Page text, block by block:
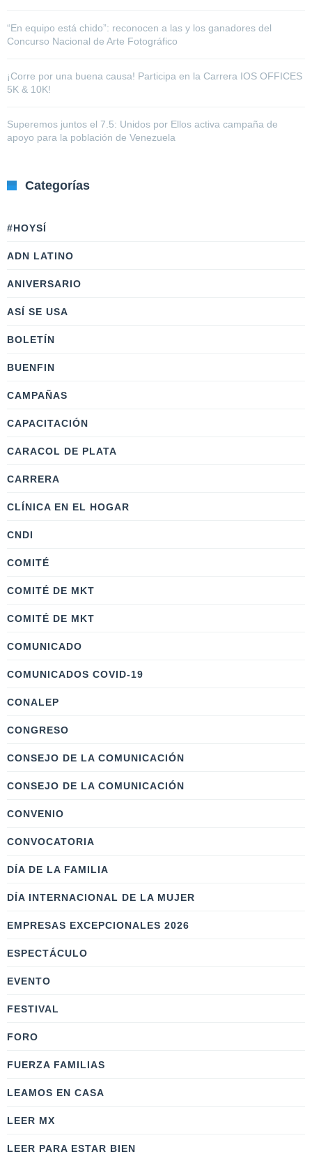
“En equipo está chido”: reconocen a las y los ganadores del
Concurso Nacional de Arte Fotográfico
¡Corre por una buena causa! Participa en la Carrera IOS OFFICES
5K & 10K!
Superemos juntos el 7.5: Unidos por Ellos activa campaña de
apoyo para la población de Venezuela
Categorías
#HOYSÍ
ADN LATINO
ANIVERSARIO
ASÍ SE USA
BOLETÍN
BUENFIN
CAMPAÑAS
CAPACITACIÓN
CARACOL DE PLATA
CARRERA
CLÍNICA EN EL HOGAR
CNDI
COMITÉ
COMITÉ DE MKT
COMITÉ DE MKT
COMUNICADO
COMUNICADOS COVID-19
CONALEP
CONGRESO
CONSEJO DE LA COMUNICACIÓN
CONSEJO DE LA COMUNICACIÓN
CONVENIO
CONVOCATORIA
DÍA DE LA FAMILIA
DÍA INTERNACIONAL DE LA MUJER
EMPRESAS EXCEPCIONALES 2026
ESPECTÁCULO
EVENTO
FESTIVAL
FORO
FUERZA FAMILIAS
LEAMOS EN CASA
LEER MX
LEER PARA ESTAR BIEN